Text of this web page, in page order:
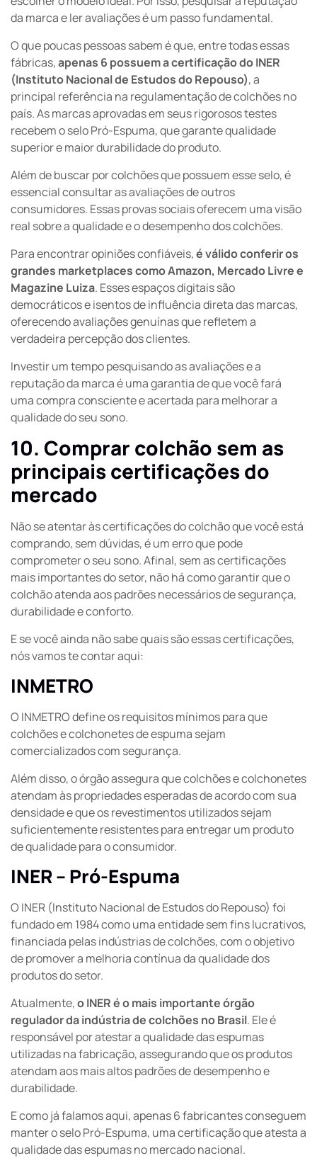
da marca e ler avaliações é um passo fundamental.
O que poucas pessoas sabem é que, entre todas essas
fábricas,apenas 6 possuem a certificação do INER
(Instituto Nacional de Estudos do Repouso), a
principal referência na regulamentação de colchões no
país. As marcas aprovadas em seus rigorosos testes
recebem o selo Pró-Espuma, que garante qualidade
superior e maior durabilidade do produto.
Além de buscar por colchões que possuem esse selo, é
essencial consultar as avaliações de outros
consumidores. Essas provas sociais oferecem uma visão
real sobre a qualidade e o desempenho dos colchões.
Para encontrar opiniões confiáveis,é válido conferir os
grandes marketplaces como Amazon, Mercado Livre e
Magazine Luiza. Esses espaços digitais são
democráticos e isentos de influência direta das marcas,
oferecendo avaliações genuínas que refletem a
verdadeira percepção dos clientes.
Investir um tempo pesquisando as avaliações e a
reputação da marca é uma garantia de que você fará
uma compra consciente e acertada para melhorar a
qualidade do seu sono.
10. Comprar colchão sem as
principais certificações do
mercado
Não se atentar às certificações do colchão que você está
comprando, sem dúvidas, é um erro que pode
comprometer o seu sono. Afinal, sem as certificações
mais importantes do setor, não há como garantir que o
colchão atenda aos padrões necessários de segurança,
durabilidade e conforto.
E se você ainda não sabe quais são essas certificações,
nós vamos te contar aqui:
INMETRO
O INMETRO define os requisitos mínimos para que
colchões e colchonetes de espuma sejam
comercializados com segurança.
Além disso, o órgão assegura que colchões e colchonetes
atendam às propriedades esperadas de acordo com sua
densidade e que os revestimentos utilizados sejam
suficientemente resistentes para entregar um produto
de qualidade para o consumidor.
INER – Pró-Espuma
O INER (Instituto Nacional de Estudos do Repouso) foi
fundado em 1984 como uma entidade sem fins lucrativos,
financiada pelas indústrias de colchões, com o objetivo
de promover a melhoria contínua da qualidade dos
produtos do setor.
Atualmente,o INER é o mais importante órgão
regulador da indústria de colchões no Brasil. Ele é
responsável por atestar a qualidade das espumas
utilizadas na fabricação, assegurando que os produtos
atendam aos mais altos padrões de desempenho e
durabilidade.
E como já falamos aqui, apenas 6 fabricantes conseguem
manter o selo Pró-Espuma, uma certificação que atesta a
qualidade das espumas no mercado nacional.